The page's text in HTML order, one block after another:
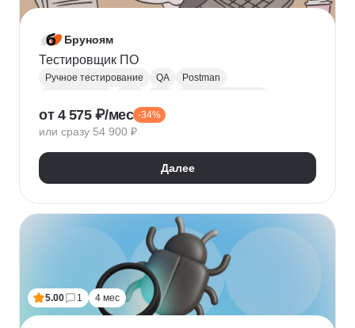
Бруноям
Тестировщик ПО
Ручное тестирование QA
Postman
Баг-трекинг
Тест дизайн
Нефункциональное тестирование
от 4 575 ₽/мес -34%
или сразу 54 900 ₽
Далее
5.00 1 4 мес